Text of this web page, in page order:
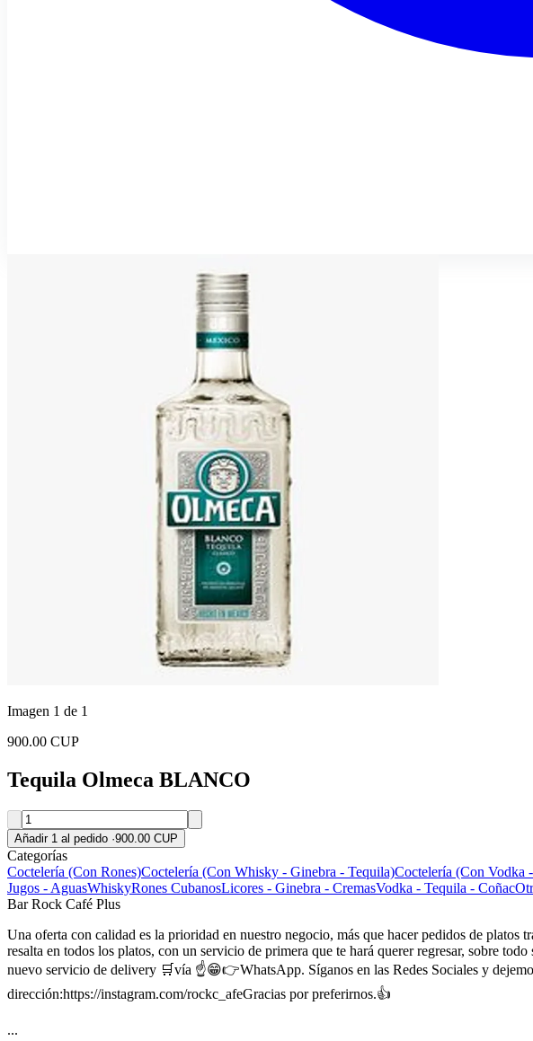
Imagen 1 de 1
900.00 CUP
Tequila Olmeca BLANCO
Añadir 1 al pedido ·900.00 CUP
Categorías
Coctelería (Con Rones)Coctelería (Con Whisky - Ginebra - Tequila)Coctelería (Con Vodka
Jugos - AguasWhiskyRones CubanosLicores - Ginebra - CremasVodka - Tequila - Coñac
Bar Rock Café Plus
Una oferta con calidad es la prioridad en nuestro negocio, más que hacer pedidos de
resalta en todos los platos, con un servicio de primera que te hará querer regresar, sobre
nuevo servicio de delivery 🛒vía ☝️😁👉WhatsApp. Síganos en las Redes Sociales y
dirección:https://instagram.com/rockc_afeGracias por preferirnos.👍
...